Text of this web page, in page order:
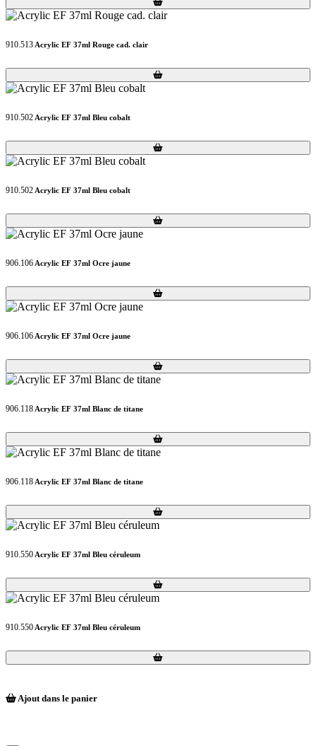
910.513 Acrylic EF 37ml Rouge cad. clair
Loading...
Loading...
910.502 Acrylic EF 37ml Bleu cobalt
Loading...
Loading...
910.502 Acrylic EF 37ml Bleu cobalt
Loading...
Loading...
906.106 Acrylic EF 37ml Ocre jaune
Loading...
Loading...
906.106 Acrylic EF 37ml Ocre jaune
Loading...
Loading...
906.118 Acrylic EF 37ml Blanc de titane
Loading...
Loading...
906.118 Acrylic EF 37ml Blanc de titane
Loading...
Loading...
910.550 Acrylic EF 37ml Bleu céruleum
Loading...
Loading...
910.550 Acrylic EF 37ml Bleu céruleum
Loading...
Loading...
Ajout dans le panier